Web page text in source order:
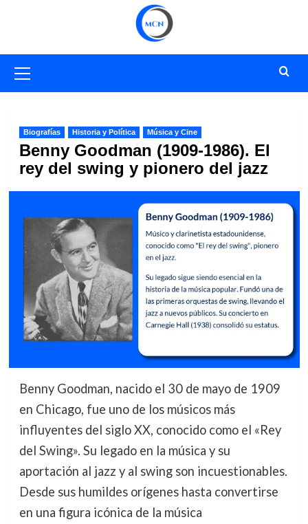
primario
Biografías Historia y Política Música y Cine
Benny Goodman (1909-1986). El
rey del swing y pionero del jazz
Benny Goodman, nacido el 30 de mayo de 1909
en Chicago, fue uno de los músicos más
influyentes del siglo XX, conocido como el «Rey
del Swing». Su legado en la música y su
aportación al jazz y al swing son incuestionables.
Desde sus humildes orígenes hasta convertirse
en una figura icónica de la música